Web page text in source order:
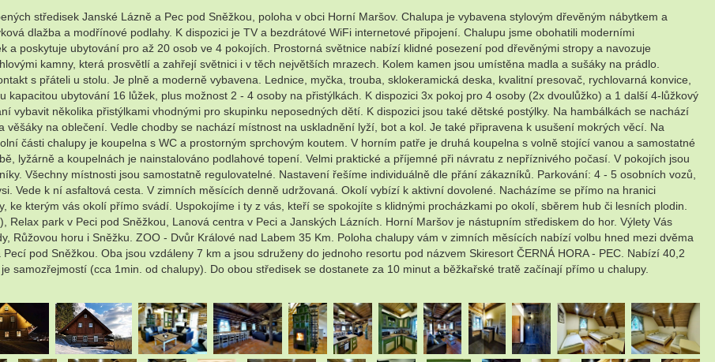
středisek Janské Lázně a Pec pod Sněžkou, poloha v obci Horní Maršov. Chalupa je vybavena stylovým dřevěným nábytkem a
dlažba a modřínové podlahy. K dispozici je TV a bezdrátové WiFi internetové připojení. Chalupu jsme obohatili moderními
poskytuje ubytování pro až 20 osob ve 4 pokojích. Prostorná světnice nabízí klidné posezení pod dřevěnými stropy a navozuje
kamny, která prosvětlí a zahřejí světnici i v těch největších mrazech. Kolem kamen jsou umístěna madla a sušáky na prádlo.
s přáteli u stolu. Je plně a moderně vybavena. Lednice, myčka, trouba, sklokeramická deska, kvalitní presovač, rychlovarná konvice,
ubytování 16 lůžek, plus možnost 2 - 4 osoby na přistýlkách. K dispozici 3x pokoj pro 4 osoby (2x dvoulůžko) a 1 další 4-lůžkový
vybavit několika přistýlkami vhodnými pro skupinku neposedných dětí. K dispozici jsou také dětské postýlky. Na hambálkách se nachází
na oblečení. Vedle chodby se nachází místnost na uskladnění lyží, bot a kol. Je také připravena k usušení mokrých věcí. Na
části chalupy je koupelna s WC a prostorným sprchovým koutem. V horním patře je druhá koupelna s volně stojící vanou a samostatné
lyžárně a koupelnách je nainstalováno podlahové topení. Velmi praktické a příjemné při návratu z nepříznivého počasí. V pokojích jsou
Všechny místnosti jsou samostatně regulovatelné. Nastavení řešíme individuálně dle přání zákazníků. Parkování: 4 - 5 osobních vozů,
Vede k ní asfaltová cesta. V zimních měsících denně udržovaná. Okolí vybízí k aktivní dovolené. Nacházíme se přímo na hranici
ke kterým vás okolí přímo svádí. Uspokojíme i ty z vás, kteří se spokojíte s klidnými procházkami po okolí, sběrem hub či lesních plodin.
Relax park v Peci pod Sněžkou, Lanová centra v Peci a Janských Lázních. Horní Maršov je nástupním střediskem do hor. Výlety Vás
Růžovou horu i Sněžku. ZOO - Dvůr Králové nad Labem 35 Km. Poloha chalupy vám v zimních měsících nabízí volbu hned mezi dvěma
pod Sněžkou. Oba jsou vzdáleny 7 km a jsou sdruženy do jednoho resortu pod názvem Skiresort ČERNÁ HORA - PEC. Nabízí 40,2
samozřejmostí (cca 1min. od chalupy). Do obou středisek se dostanete za 10 minut a běžkařské tratě začínají přímo u chalupy.